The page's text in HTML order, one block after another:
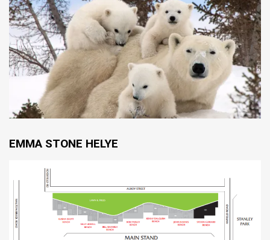
EMMA STONE HELYE